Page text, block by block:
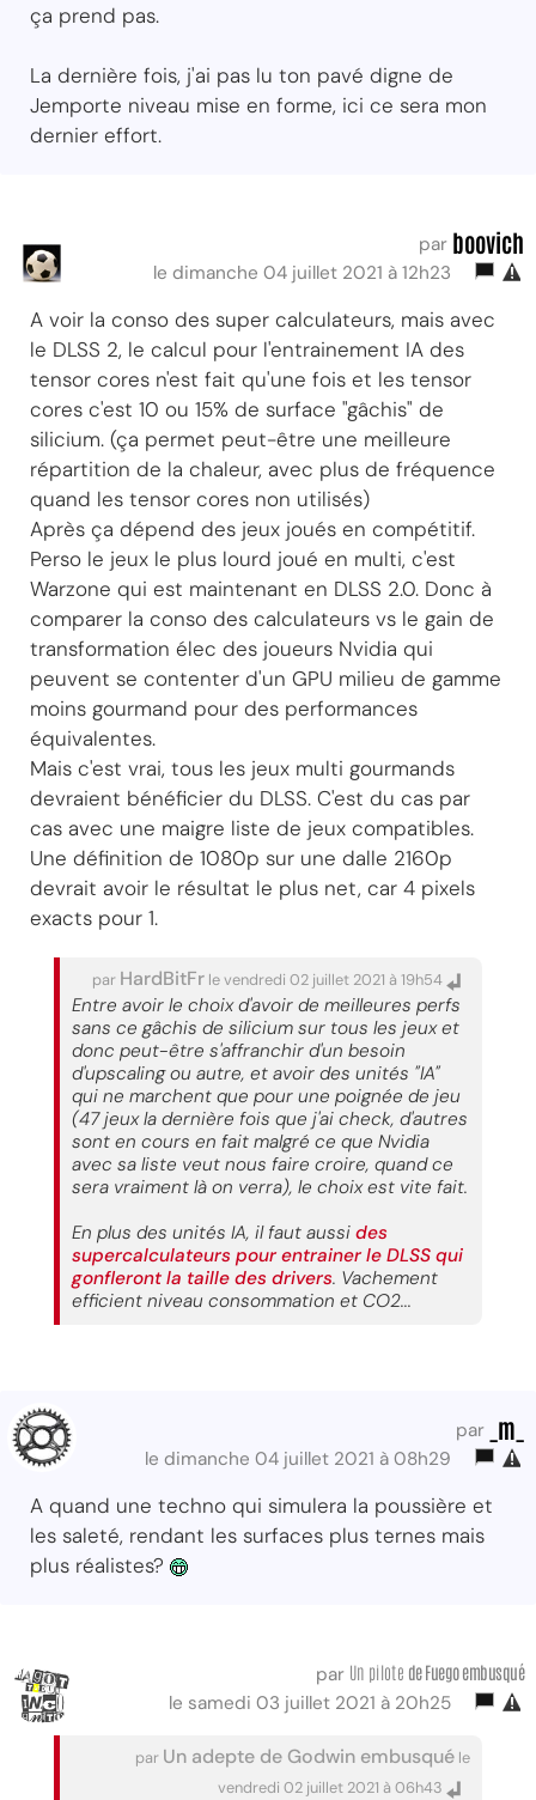
ça prend pas.
La dernière fois, j'ai pas lu ton pavé digne de
Jemporte niveau mise en forme, ici ce sera mon
dernier effort.
par boovich
le dimanche 04 juillet 2021 à 12h23
A voir la conso des super calculateurs, mais avec
le DLSS 2, le calcul pour l'entrainement IA des
tensor cores n'est fait qu'une fois et les tensor
cores c'est 10 ou 15% de surface "gâchis" de
silicium. (ça permet peut-être une meilleure
répartition de la chaleur, avec plus de fréquence
quand les tensor cores non utilisés)
Après ça dépend des jeux joués en compétitif.
Perso le jeux le plus lourd joué en multi, c'est
Warzone qui est maintenant en DLSS 2.0. Donc à
comparer la conso des calculateurs vs le gain de
transformation élec des joueurs Nvidia qui
peuvent se contenter d'un GPU milieu de gamme
moins gourmand pour des performances
équivalentes.
Mais c'est vrai, tous les jeux multi gourmands
devraient bénéficier du DLSS. C'est du cas par
cas avec une maigre liste de jeux compatibles.
Une définition de 1080p sur une dalle 2160p
devrait avoir le résultat le plus net, car 4 pixels
exacts pour 1.
par HardBitFr le vendredi 02 juillet 2021 à 19h54
Entre avoir le choix d'avoir de meilleures perfs
sans ce gâchis de silicium sur tous les jeux et
donc peut-être s'affranchir d'un besoin
d'upscaling ou autre, et avoir des unités "IA"
qui ne marchent que pour une poignée de jeu
(47 jeux la dernière fois que j'ai check, d'autres
sont en cours en fait malgré ce que Nvidia
avec sa liste veut nous faire croire, quand ce
sera vraiment là on verra), le choix est vite fait.
En plus des unités IA, il faut aussi des
supercalculateurs pour entrainer le DLSS qui
gonfleront la taille des drivers. Vachement
efficient niveau consommation et CO2...
par _m_
le dimanche 04 juillet 2021 à 08h29
A quand une techno qui simulera la poussière et
les saleté, rendant les surfaces plus ternes mais
plus réalistes?
par Un pilote de Fuego embusqué
le samedi 03 juillet 2021 à 20h25
par Un adepte de Godwin embusqué le
vendredi 02 juillet 2021 à 06h43